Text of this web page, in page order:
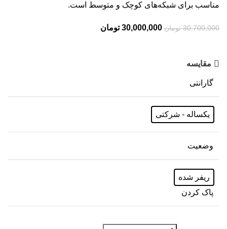
مناسب برای شبکه‌های کوچک و متوسط است.
30,700,000 تومان 30,000,000 تومان
مقایسه
گارانتی
یکساله - شرکتی
وضعیت
ریفر شده
پاک کردن